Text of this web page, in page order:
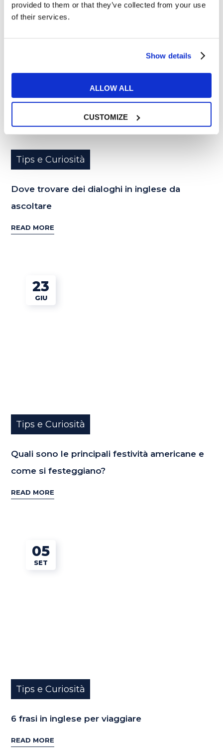
provided to them or that they’ve collected from your use
of their services.
Show details
ALLOW ALL
CUSTOMIZE
26
Tips e Curiosità
Dove trovare dei dialoghi in inglese da
ascoltare
READ MORE
23
GIU
Tips e Curiosità
Quali sono le principali festività americane e
come si festeggiano?
READ MORE
05
SET
Tips e Curiosità
6 frasi in inglese per viaggiare
READ MORE